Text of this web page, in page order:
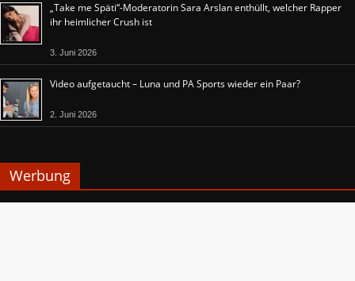
„Take me Späti“-Moderatorin Sara Arslan enthüllt, welcher Rapper
ihr heimlicher Crush ist
3. Juni 2026
Video aufgetaucht – Luna und PA Sports wieder ein Paar?
2. Juni 2026
Werbung